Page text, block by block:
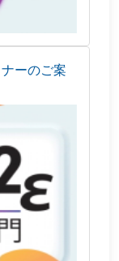
ーのご案